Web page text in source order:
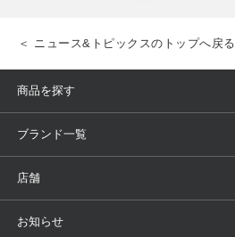
＜ ニュース&トピックスのトップへ戻る
商品を探す
アイテム
トピックス
ブランド一覧
WACOAL
店舗
店舗を探す
お知らせ